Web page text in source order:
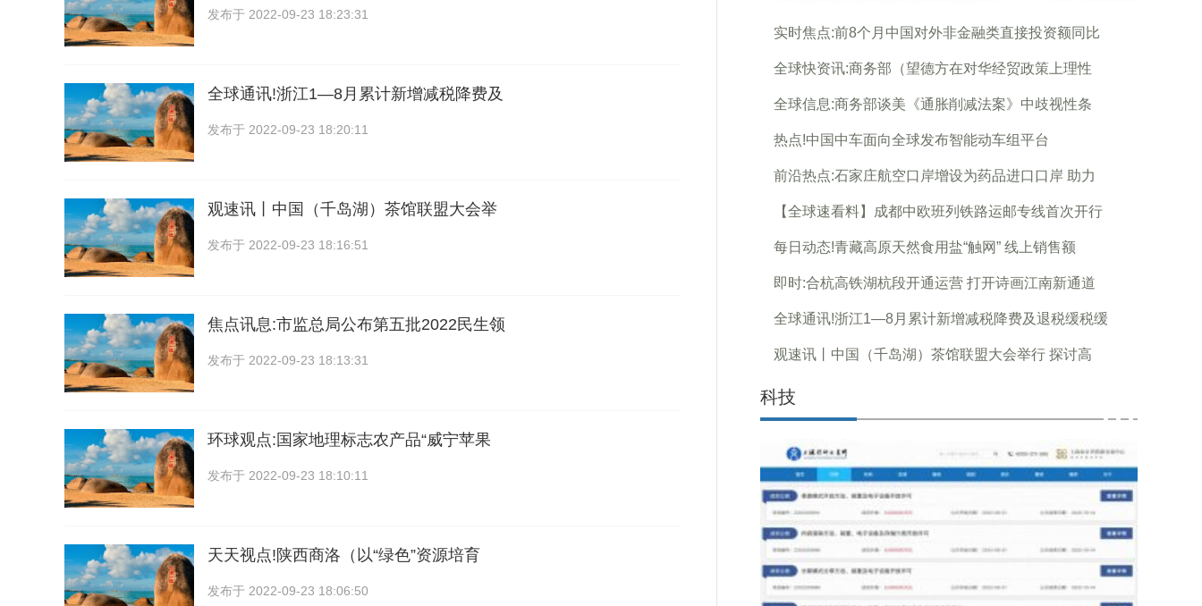
发布于 2022-09-23 18:23:31
全球通讯!浙江1—8月累计新增减税降费及
发布于 2022-09-23 18:20:11
观速讯丨中国（千岛湖）茶馆联盟大会举
发布于 2022-09-23 18:16:51
焦点讯息:市监总局公布第五批2022民生领
发布于 2022-09-23 18:13:31
环球观点:国家地理标志农产品“威宁苹果
发布于 2022-09-23 18:10:11
天天视点!陕西商洛（以“绿色”资源培育
发布于 2022-09-23 18:06:50
实时焦点:前8个月中国对外非金融类直接投资额同比
全球快资讯:商务部（望德方在对华经贸政策上理性
全球信息:商务部谈美《通胀削减法案》中歧视性条
热点!中国中车面向全球发布智能动车组平台
前沿热点:石家庄航空口岸增设为药品进口口岸 助力
【全球速看料】成都中欧班列铁路运邮专线首次开行
每日动态!青藏高原天然食用盐“触网” 线上销售额
即时:合杭高铁湖杭段开通运营 打开诗画江南新通道
全球通讯!浙江1—8月累计新增减税降费及退税缓税缓
观速讯丨中国（千岛湖）茶馆联盟大会举行 探讨高
科技